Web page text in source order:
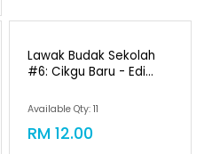
Lawak Budak Sekolah
#6: Cikgu Baru - Edi...
Available Qty: 11
RM 12.00